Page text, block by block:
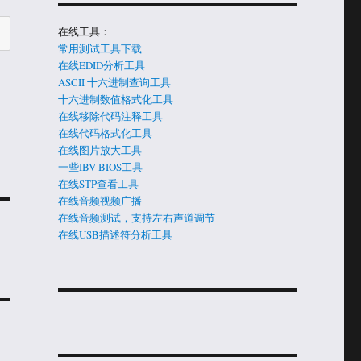
在线工具：
常用测试工具下载
在线EDID分析工具
ASCII 十六进制查询工具
十六进制数值格式化工具
在线移除代码注释工具
在线代码格式化工具
在线图片放大工具
一些IBV BIOS工具
在线STP查看工具
在线音频视频广播
在线音频测试，支持左右声道调节
在线USB描述符分析工具